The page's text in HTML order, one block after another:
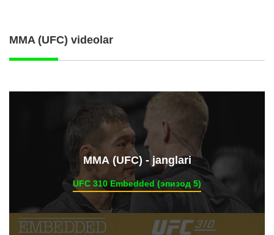
MMA (UFC) videolar
ММА (UFC) - janglari
UFC 310 Embedded (эпизод 5)